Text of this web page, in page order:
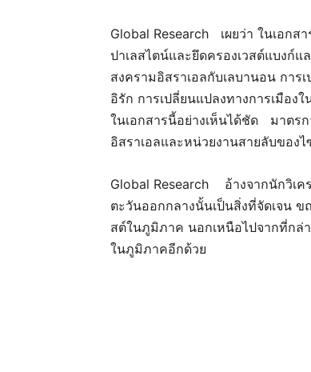
Global Research เผยว่า ในเอกส
ปาเลสไตน์และยึดครองเวสต์แบง
สงครามอิสราเอลกับเลบานอน การ
อิรัก การเปลี่ยนแปลงทางการเมือง
ในเอกสารนี้อย่างเห็นได้ชัด มาตร
อิสราเอลและหน่วยงานสายลับของ
Global Research อ้างจากนักวิเค
ตะวันออกกลางนั้นเป็นสิ่งที่จัดเจน
สต์ในภูมิภาค นอกเหนือไปจากที่กล่
ในภูมิภาคอีกด้วย